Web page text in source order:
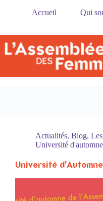
Accueil Qui
Actualités, Blog,
Université d'automne
Université